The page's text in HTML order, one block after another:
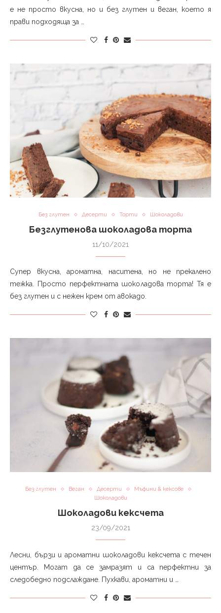
е не просто вкусна, но и без глутен и веган, което я
прави подходяща за …
Без глутен Десерти Торти Шоколадови
Безглутенова шоколадова торта
11/10/2021
Супер вкусна, ароматна, наситена, но не прекалено
тежка. Просто перфектната шоколадова торта! Тя е
без глутен и с нежен крем от авокадо.
Без глутен Веган Десерти
Мъфини & кексове
Шоколадови
Шоколадови кексчета
23/09/2021
Лесни, бързи и ароматни шоколадови кексчета с течен
център. Могат да се замразят и са перфектни за
следобедно подслаждане. Пухкави, ароматни и …